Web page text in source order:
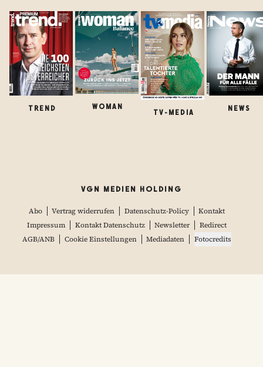
TREND WOMAN
TV-MEDIA
NEWS
VGN MEDIEN HOLDING
Abo Vertrag widerrufen Datenschutz-Policy
Kontakt
Impressum
Kontakt Datenschutz Newsletter
Redirect
AGB/ANB
Cookie Einstellungen Mediadaten Fotocredits